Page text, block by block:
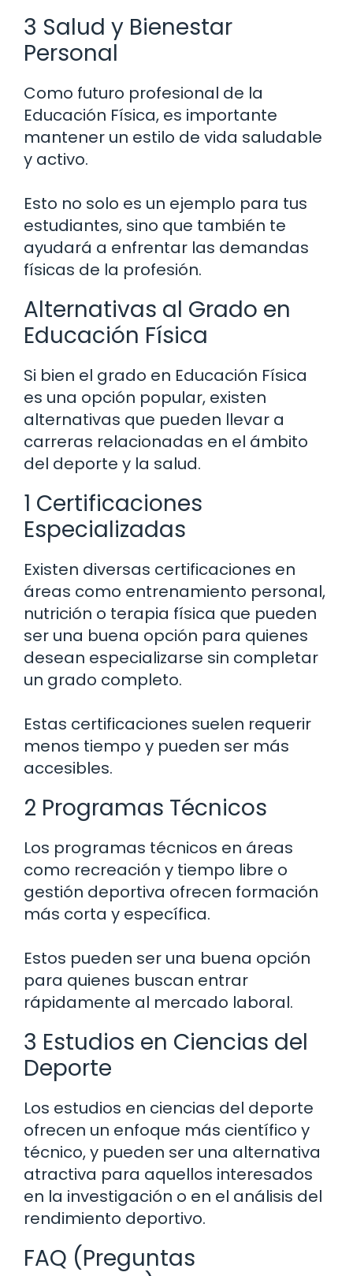
3 Salud y Bienestar
Personal
Como futuro profesional de la
Educación Física, es importante
mantener un estilo de vida saludable
y activo.
Esto no solo es un ejemplo para tus
estudiantes, sino que también te
ayudará a enfrentar las demandas
físicas de la profesión.
Alternativas al Grado en
Educación Física
Si bien el grado en Educación Física
es una opción popular, existen
alternativas que pueden llevar a
carreras relacionadas en el ámbito
del deporte y la salud.
1 Certificaciones
Especializadas
Existen diversas certificaciones en
áreas como entrenamiento personal,
nutrición o terapia física que pueden
ser una buena opción para quienes
desean especializarse sin completar
un grado completo.
Estas certificaciones suelen requerir
menos tiempo y pueden ser más
accesibles.
2 Programas Técnicos
Los programas técnicos en áreas
como recreación y tiempo libre o
gestión deportiva ofrecen formación
más corta y específica.
Estos pueden ser una buena opción
para quienes buscan entrar
rápidamente al mercado laboral.
3 Estudios en Ciencias del
Deporte
Los estudios en ciencias del deporte
ofrecen un enfoque más científico y
técnico, y pueden ser una alternativa
atractiva para aquellos interesados
en la investigación o en el análisis del
rendimiento deportivo.
FAQ (Preguntas